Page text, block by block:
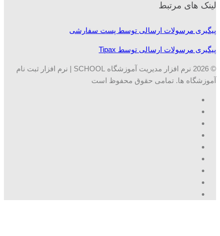
لینک های مرتبط
پیگیری مرسولات ارسالی توسط پست سفارشی
پیگیری مرسولات ارسالی توسط Tipax
© 2026 نرم افزار مدیریت آموزشگاه SCHOOL | نرم افزار ثبت نام
آموزشگاه ها. تمامی حقوق محفوظ است